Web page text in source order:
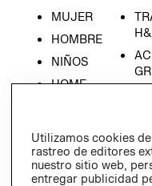
MUJER
HOMBRE
NIÑOS
HOME
Utilizamos cookies
rastreo de editores
nuestro sitio web,
entregar publicidad